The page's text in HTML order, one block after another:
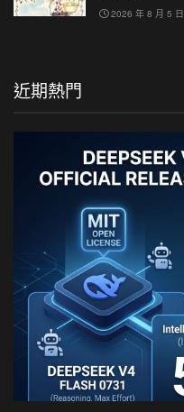
2026 年 8 月 5 日
近期熱門